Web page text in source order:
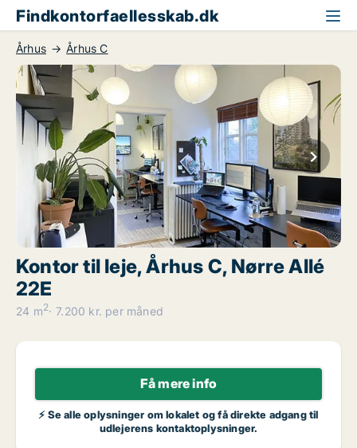
Findkontorfaellesskab.dk
Århus Århus C
Kontor til leje, Århus C, Nørre Allé
22E
24 m2 7.200 kr. per måned
Få mere info
⚡ Se alle oplysninger om lokalet og få direkte adgang til
udlejerens kontaktoplysninger.